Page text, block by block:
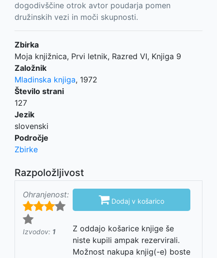
dogodivščine otrok avtor poudarja pomen
družinskih vezi in moči skupnosti.
Zbirka
Moja knjižnica, Prvi letnik, Razred VI, Knjiga 9
Založnik
Mladinska knjiga, 1972
Število strani
127
Jezik
slovenski
Področje
Zbirke
Razpoložljivost
Ohranjenost:
Izvodov: 1
 Dodaj v košarico
Z oddajo košarice knjige še
niste kupili ampak rezervirali.
Možnost nakupa knjig(-e) boste